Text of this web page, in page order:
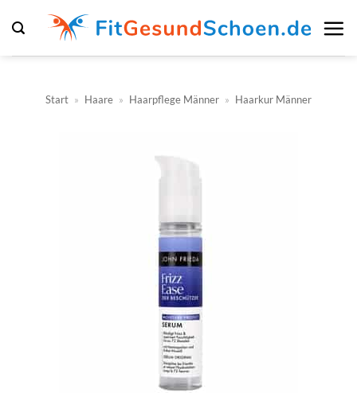
Inhalt
springen
Start » Haare » Haarpflege Männer » Haarkur Männer